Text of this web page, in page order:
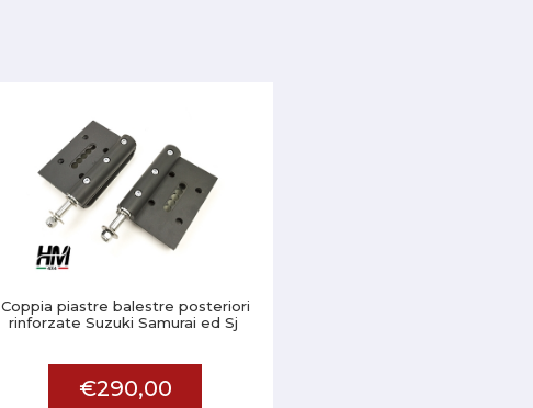
Coppia piastre balestre posteriori
rinforzate Suzuki Samurai ed Sj
€290,00